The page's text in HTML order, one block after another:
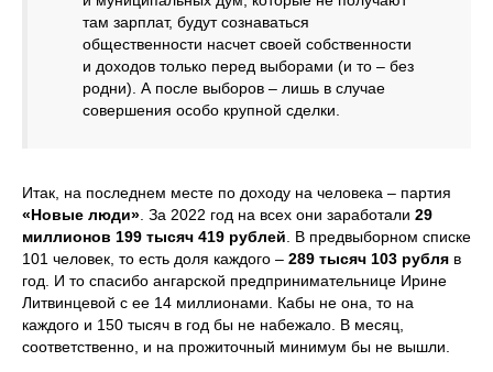
там зарплат, будут сознаваться
общественности насчет своей собственности
и доходов только перед выборами (и то – без
родни). А после выборов – лишь в случае
совершения особо крупной сделки.
Итак, на последнем месте по доходу на человека – партия
«Новые люди» . За 2022 год на всех они заработали 29
миллионов 199 тысяч 419 рублей . В предвыборном списке
101 человек, то есть доля каждого – 289 тысяч 103 рубля в
год. И то спасибо ангарской предпринимательнице Ирине
Литвинцевой с ее 14 миллионами. Кабы не она, то на
каждого и 150 тысяч в год бы не набежало. В месяц,
соответственно, и на прожиточный минимум бы не вышли.